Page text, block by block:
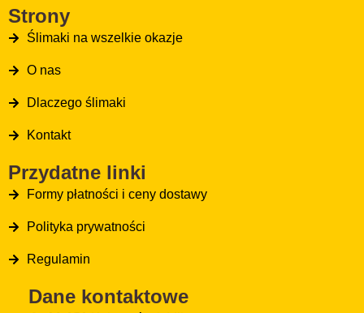
Strony
Ślimaki na wszelkie okazje
O nas
Dlaczego ślimaki
Kontakt
Przydatne linki
Formy płatności i ceny dostawy
Polityka prywatności
Regulamin
Dane kontaktowe